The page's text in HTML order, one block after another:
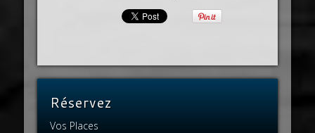
Réservez
Vos Places